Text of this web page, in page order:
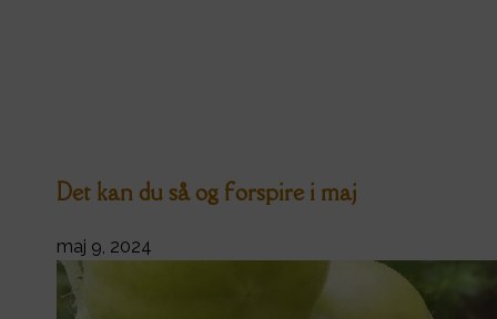
Det kan du så og forspire i maj
maj 9, 2024